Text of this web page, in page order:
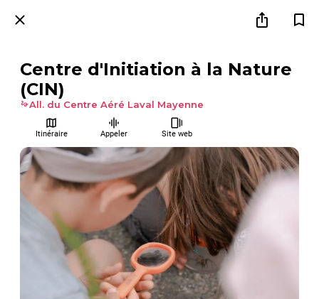
Centre d'Initiation à la Nature
(CIN)
All. du Centre Aéré Laval Mayenne
Itinéraire Appeler Site web